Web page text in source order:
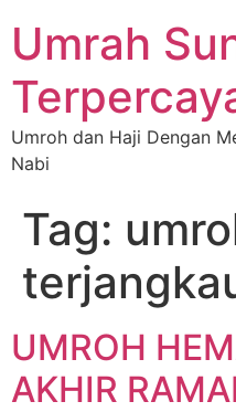
Umrah
Umroh dan Haji Dengan
Nabi
Tag:
UMROH
AKHIR